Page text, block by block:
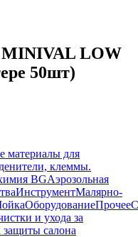
LOW
50шт)
материалы для
клеммы.
BGАэрозольная
ИнструментМалярно-
ОборудованиеПрочее
и ухода за
защиты салона